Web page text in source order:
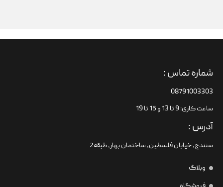
شماره تماس :
08791003303
ساعت کاری: 9 تا 13 و 15 تا 19
آدرس :
سنندج، خیابان فلسطین،‌ ساختمان بهار، طبقه2
وبلاگ